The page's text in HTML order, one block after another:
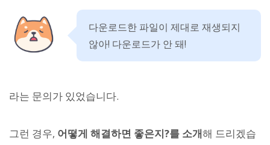
다운로드한 파일이 제대로 재생되지
않아! 다운로드가 안 돼!
라는 문의가 있었습니다.
그런 경우, 어떻게 해결하면 좋은지?를 소개해 드리겠습